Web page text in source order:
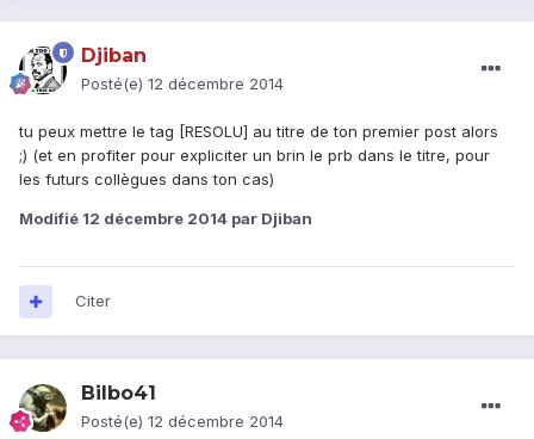
Djiban
Posté(e) 12 décembre 2014
tu peux mettre le tag [RESOLU] au titre de ton premier post alors
;) (et en profiter pour expliciter un brin le prb dans le titre, pour
les futurs collègues dans ton cas)
Modifié 12 décembre 2014 par Djiban
Citer
Bilbo41
Posté(e) 12 décembre 2014